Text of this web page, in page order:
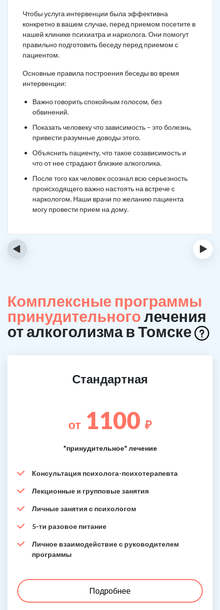
Чтобы услуга интервенции была эффективна
конкретно в вашем случае, перед приемом посетите в
нашей клинике психиатра и нарколога. Они помогут
правильно подготовить беседу перед приемом с
пациентом.
Основные правила построения беседы во время
интервенции:
Важно говорить спокойным голосом, без
обвинений.
Показать человеку что зависимость – это болезнь,
привести разумные доводы этого.
Объяснить пациенту, что такое созависимость и
что от нее страдают близкие алкоголика.
После того как человек осознал всю серьезность
происходящего важно настоять на встрече с
наркологом. Наши врачи по желанию пациента
могу провести прием на дому.
‹ ›
Комплексные программы
принудительноголечения
от алкоголизма в Томске
Стандартная
от 1100 ₽
"принудительное" лечение
Консультация психолога-психотерапевта
Лекционные и групповые занятия
Личные занятия с психологом
5-ти разовое питание
Личное взаимодействие с руководителем
программы
Подробнее